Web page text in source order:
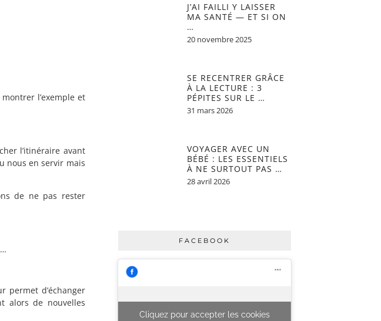
l’exemple et
l’itinéraire avant
nous en servir mais
de ne pas rester
permet d’échanger
alors de nouvelles
J’AI FAILLI Y LAISSER
MA SANTÉ — ET SI ON
…
20 novembre 2025
SE RECENTRER GRÂCE
À LA LECTURE : 3
PÉPITES SUR LE …
31 mars 2026
VOYAGER AVEC UN
BÉBÉ : LES ESSENTIELS
À NE SURTOUT PAS …
28 avril 2026
FACEBOOK
Cliquez pour accepter les cookies